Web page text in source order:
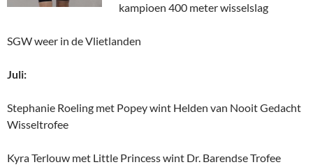
kampioen 400 meter wisselslag
SGW weer in de Vlietlanden
Juli:
Stephanie Roeling met Popey wint Helden van Nooit Gedacht
Wisseltrofee
Kyra Terlouw met Little Princess wint Dr. Barendse Trofee